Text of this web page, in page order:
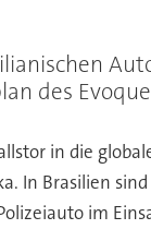
des
in die
In Brasilien
im